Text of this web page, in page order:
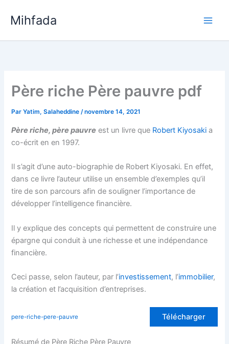
Mihfada
Père riche Père pauvre pdf
ParYatim, Salaheddine/novembre 14, 2021
Père riche, père pauvre est un livre que Robert Kiyosaki a
co-écrit en en 1997.
Il s’agit d’une auto-biographie de Robert Kiyosaki. En effet,
dans ce livre l’auteur utilise un ensemble d’exemples qu’il
tire de son parcours afin de souligner l’importance de
développer l’intelligence financière.
Il y explique des concepts qui permettent de construire une
épargne qui conduit à une richesse et une indépendance
financière.
Ceci passe, selon l’auteur, par l’investissement, l’immobilier,
la création et l’acquisition d’entreprises.
pere-riche-pere-pauvre Télécharger
Résumé de Père Riche Père Pauvre